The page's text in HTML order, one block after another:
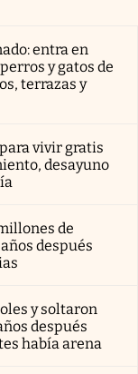
entra en
y gatos de
terrazas y
vivir gratis
desayuno
de
después
y soltaron
después
había arena